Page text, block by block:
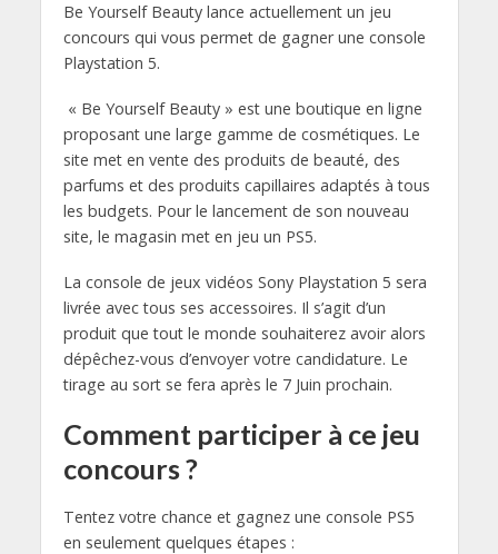
Be Yourself Beauty lance actuellement un jeu
concours qui vous permet de gagner une console
Playstation 5.
« Be Yourself Beauty » est une boutique en ligne
proposant une large gamme de cosmétiques. Le
site met en vente des produits de beauté, des
parfums et des produits capillaires adaptés à tous
les budgets. Pour le lancement de son nouveau
site, le magasin met en jeu un PS5.
La console de jeux vidéos Sony Playstation 5 sera
livrée avec tous ses accessoires. Il s’agit d’un
produit que tout le monde souhaiterez avoir alors
dépêchez-vous d’envoyer votre candidature. Le
tirage au sort se fera après le 7 Juin prochain.
Comment participer à ce jeu
concours ?
Tentez votre chance et gagnez une console PS5
en seulement quelques étapes :